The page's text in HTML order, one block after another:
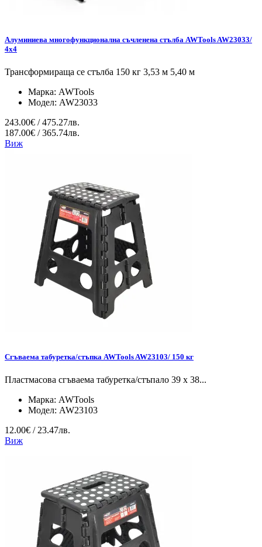
Алуминиева многофункционална съчленена стълба AWTools AW23033/
4x4
Трансформираща се стълба 150 кг 3,53 м 5,40 м
Марка: AWTools
Модел: AW23033
243.00€ / 475.27лв.
187.00€ / 365.74лв.
Виж
Сгъваема табуретка/стъпка AWTools AW23103/ 150 кг
Пластмасова сгъваема табуретка/стъпало 39 x 38...
Марка: AWTools
Модел: AW23103
12.00€ / 23.47лв.
Виж